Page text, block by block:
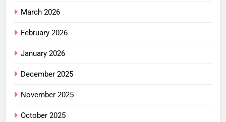
March 2026
February 2026
January 2026
December 2025
November 2025
October 2025